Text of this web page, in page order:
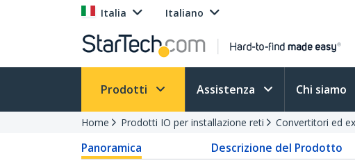
Italia Italiano
Prodotti Assistenza Chi siamo
Home Prodotti IO per installazione reti Convertitori ed
Panoramica Descrizione del Prodotto